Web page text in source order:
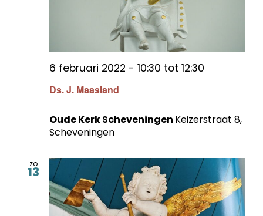
Ds. J. Maasland
6 februari 2022 - 10:30 tot 12:30
Oude Kerk Scheveningen Keizerstraat 8,
Scheveningen
zo
13